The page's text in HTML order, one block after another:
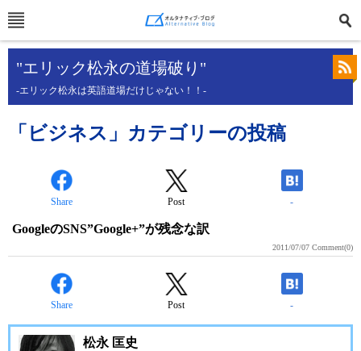
"エリック松永の道場破り"
-エリック松永は英語道場だけじゃない！！-
「ビジネス」カテゴリーの投稿
Share Post -
GoogleのSNS”Google+”が残念な訳
2011/07/07 Comment(0)
Share Post -
松永 匡史